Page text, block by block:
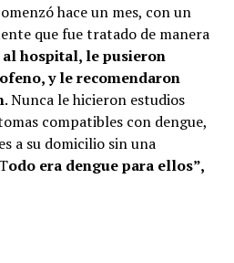
hace un mes, con un
que fue tratado de manera
hospital, le pusieron
y le recomendaron
. Nunca le hicieron estudios
compatibles con dengue,
a su domicilio sin una
odo era dengue para ellos”,